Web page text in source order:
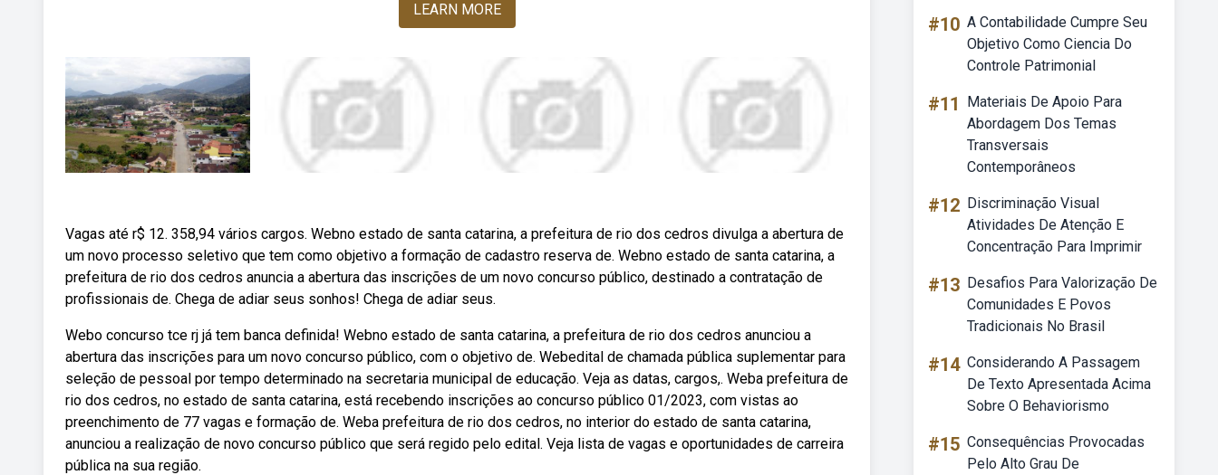
LEARN MORE
Vagas até r$ 12. 358,94 vários cargos. Webno estado de santa catarina, a prefeitura de rio dos cedros divulga a abertura de
um novo processo seletivo que tem como objetivo a formação de cadastro reserva de. Webno estado de santa catarina, a
prefeitura de rio dos cedros anuncia a abertura das inscrições de um novo concurso público, destinado a contratação de
profissionais de. Chega de adiar seus sonhos! Chega de adiar seus.
Webo concurso tce rj já tem banca definida! Webno estado de santa catarina, a prefeitura de rio dos cedros anunciou a
abertura das inscrições para um novo concurso público, com o objetivo de. Webedital de chamada pública suplementar para
seleção de pessoal por tempo determinado na secretaria municipal de educação. Veja as datas, cargos,. Weba prefeitura de
rio dos cedros, no estado de santa catarina, está recebendo inscrições ao concurso público 01/2023, com vistas ao
preenchimento de 77 vagas e formação de. Weba prefeitura de rio dos cedros, no interior do estado de santa catarina,
anunciou a realização de novo concurso público que será regido pelo edital. Veja lista de vagas e oportunidades de carreira
pública na sua região.
#10 A Contabilidade Cumpre Seu
Objetivo Como Ciencia Do
Controle Patrimonial
#11
Materiais De Apoio Para
Abordagem Dos Temas
Transversais
Contemporâneos
#12 Discriminação Visual
Atividades De Atenção E
Concentração Para Imprimir
#13 Desafios Para Valorização De
Comunidades E Povos
Tradicionais No Brasil
#14 Considerando A Passagem
De Texto Apresentada Acima
Sobre O Behaviorismo
#15 Consequências Provocadas
Pelo Alto Grau De